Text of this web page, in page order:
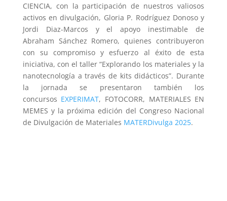
CIENCIA, con la participación de nuestros valiosos
activos en divulgación, Gloria P. Rodríguez Donoso y
Jordi Diaz-Marcos y el apoyo inestimable de
Abraham Sánchez Romero, quienes contribuyeron
con su compromiso y esfuerzo al éxito de esta
iniciativa, con el taller “Explorando los materiales y la
nanotecnología a través de kits didácticos”. Durante
la jornada se presentaron también los
concursos EXPERIMAT, FOTOCORR, MATERIALES EN
MEMES y la próxima edición del Congreso Nacional
de Divulgación de Materiales MATERDivulga 2025.